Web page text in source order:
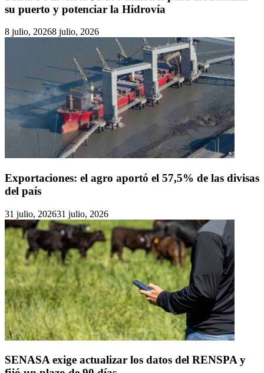
su puerto y potenciar la Hidrovía
8 julio, 20268 julio, 2026
Exportaciones: el agro aportó el 57,5% de las divisas
del país
31 julio, 202631 julio, 2026
SENASA exige actualizar los datos del RENSPA y